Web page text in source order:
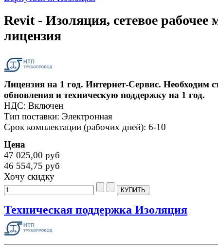
Revit - Изоляция, сетевое рабочее
лицензия
Лицензия на 1 год. Интернет-Сервис. Необходим
обновления и техническую поддержку на 1 год.
НДС: Включен
Тип поставки: Электронная
Срок комплектации (рабочих дней): 6-10
Цена
47 025,00 руб
46 554,75 руб
Хочу скидку
Техническая поддержка Изоляция